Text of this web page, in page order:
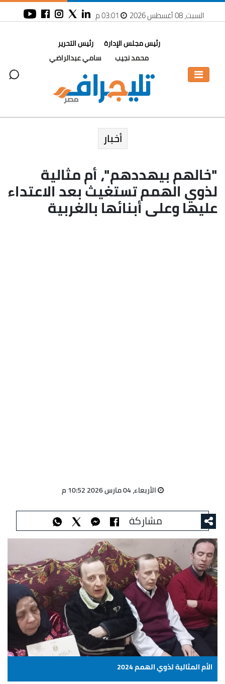
السبت، 08 أغسطس 2026
رئيس مجلس الإدارة
محمد نجيب
رئيس التحرير
سامي عبدالراضي
أخبار
"خالهم بيهددهم"، أم مثالية
لذوي الهمم تستغيث بعد الاعتداء
عليها وعلى أبنائها بالغربية
الأربعاء، 04 مارس 2026 10:52 م
مشاركة
الأم المثالية لذوي الهمم 2024